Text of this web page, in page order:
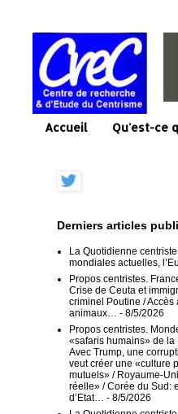
Accueil Qu'est-ce
Derniers articles
La Quotidienne
mondiales actuelles,
Propos centristes.
Crise de Ceuta et
criminel Poutine /
animaux…
- 8/5/2026
Propos centristes.
«safaris humains» de la
Avec Trump, une
veut créer une «culture
mutuels» / Royaume-
réelle» / Corée du Sud:
d’Etat…
- 8/5/2026